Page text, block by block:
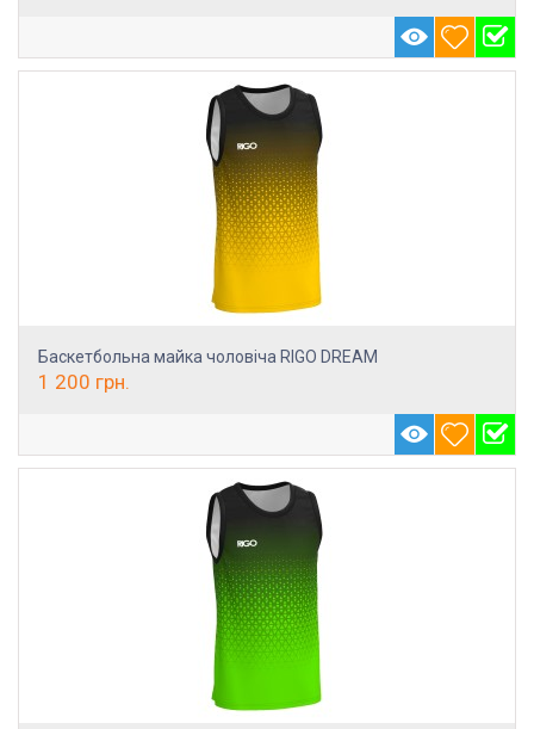
Баскетбольна майка чоловіча RIGO DREAM
1 200 грн.